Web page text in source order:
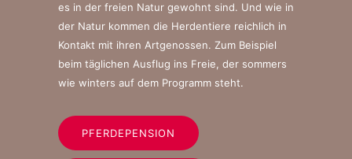
es in der freien Natur gewohnt sind. Und wie in
der Natur kommen die Herdentiere reichlich in
Kontakt mit ihren Artgenossen. Zum Beispiel
beim täglichen Ausflug ins Freie, der sommers
wie winters auf dem Programm steht.
PFERDEPENSION